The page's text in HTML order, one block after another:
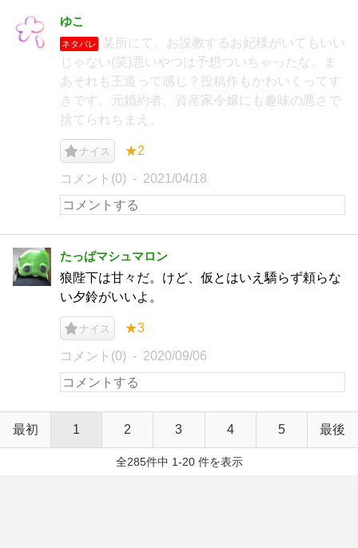
ゆこ
ネタバレ
某所にて。お説教するお妃様がいてもいい
じゃない(笑)悪いやつは予想ついちゃったな。ま
あそれも王道って感じ？投稿作もかわいくってす
きです。元婚約者、資産家令嬢にも趣味の悪さで
捨てられちまえ。
ナイス ★2
コメント(0) 2021/04/18
たっぱマシュマロン
狼陛下は甘々だ。けど、仮とはいえ驕らず頼らな
い夕鈴がいいよ。
ナイス ★3
コメント(0) 2020/09/06
最初 1 2 3 4 5 最後
全285件中 1-20 件を表示